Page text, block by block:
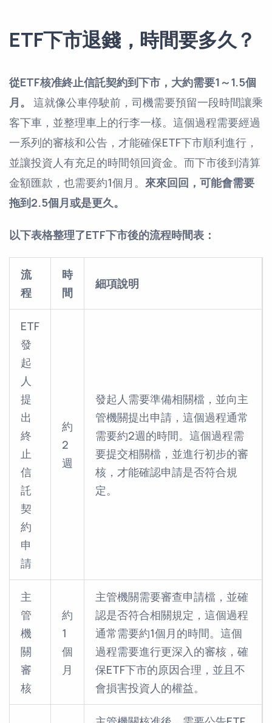
ETF下市退錢，時間要多久？
從ETF核准終止信託契約到下市，大約需要1～1.5個
月。
這就像公車停駛前，司機需要預留一段時間讓乘
客下車，並整理車上的行李一樣。這個過程需要經過
一系列的審核和公告，才能確保ETF下市順利進行，
並讓投資人有充足的時間領回資金。而下市後到清算
金額匯款，也需要約1個月。 來來回回，可能會需要
拖到2.5個月或是更久。
以下表格整理了ETF下市後的流程時間表：
流
程
時
間
細項說明
ETF
發
起
人
提
出
終
止
信
託
契
約
申
請
約
2
週
發起人需要準備相關檔，並向主
管機關提出申請，這個過程通常
需要約2週的時間。這個過程需
要提交相關檔，並進行初步的審
核，才能確認申請是否符合規
定。
主
管
機
關
審
核
約
1
個
月
主管機關需要審查申請檔，並確
認是否符合相關規定，這個過程
通常需要約1個月的時間。這個
過程需要進行更深入的審核，確
保ETF下市的原因合理，並且不
會損害投資人的權益。